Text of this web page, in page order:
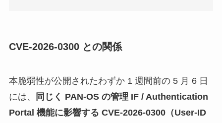
CVE-2026-0300 との関係
本脆弱性が公開されたわずか 1 週間前の 5 月 6 日
には、
同じく PAN-OS の管理 IF / Authentication
Portal 機能に影響する CVE-2026-0300（User-ID